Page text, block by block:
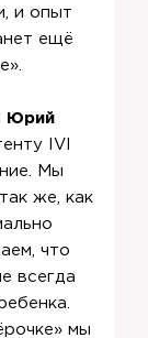
и опыт
ещё
Юрий
IVI
Мы
же, как
что
всегда
мы